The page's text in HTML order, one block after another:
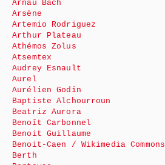
Arnau Bach
Arsène
Artemio Rodriguez
Arthur Plateau
Athémos Zolus
Atsemtex
Audrey Esnault
Aurel
Aurélien Godin
Baptiste Alchourroun
Beatriz Aurora
Benoît Carbonnel
Benoit Guillaume
Benoit-Caen / Wikimedia Commons
Berth